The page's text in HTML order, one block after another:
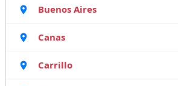
Buenos Aires
Canas
Carrillo